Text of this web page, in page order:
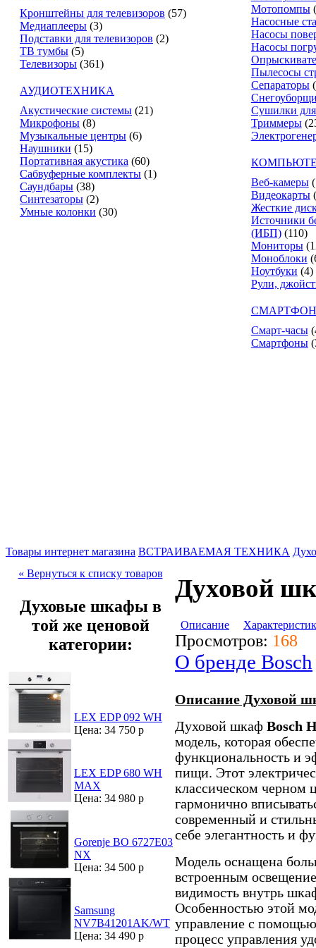
Кронштейны для телевизоров (57)
Медиаплееры (3)
Подставки для телевизоров (2)
ТВ тумбы (5)
Телевизоры (361)
АУДИОТЕХНИКА
Акустические системы (21)
Микрофоны (8)
Музыкальные центры (6)
Наушники (15)
Портативная акустика (60)
Сабвуферные комплекты (1)
Саундбары (38)
Синтезаторы (2)
Умные колонки (30)
Мотопомпы
Насосные
Насосы
Насосы
Пылесосы
Сепараторы
Сушилки
Триммеры
Веб-камеры
Видеокарты
Жесткие
Источники
(ИБП) (110)
Мониторы
Моноблоки
Ноутбуки (4)
Рули,
Смарт-часы
Смартфоны
Товары интернет магазина ВСТРАИВАЕМАЯ ТЕХНИКА
« Вернуться к списку товаров
Духовые шкафы в
той же ценовой
категории:
LEX EDP 092 WH
Цена: 34 750 р
LEX EDP 680 WH
MAX
Цена: 34 980 р
Gorenje BO 6727E03
NX
Цена: 34 500 р
Samsung
NV7B41201AK/WT
Цена: 34 490 р
Духовой
Описание
Просмотров: 168
О бренде Bosch
Описание Духовой
Духовой шкаф Bosch
модель, которая
функциональность и
пищи. Этот
классическом черном
гармонично
современный и
себе элегантность и
Модель оснащена
встроенным
видимость внутрь
Особенностью этой
управление с
процесс управления